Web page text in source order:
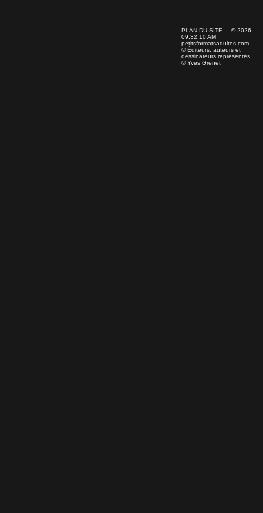
PLAN DU SITE © 2026
09:32:10 AM
petitsformatsadultes.com
© Éditeurs, auteurs et
dessinateurs représentés
© Yves Grenet